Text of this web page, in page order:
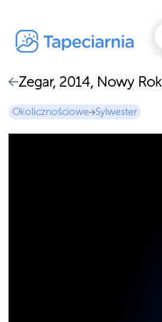
Zegar, 2014, Nowy Rok
Okolicznościowe Sylwester